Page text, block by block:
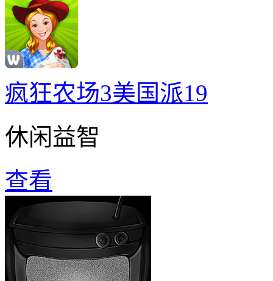
疯狂农场3美国派19
休闲益智
查看